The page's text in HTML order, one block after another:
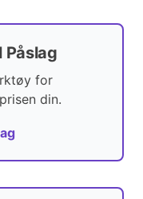
Påslag
for
din.